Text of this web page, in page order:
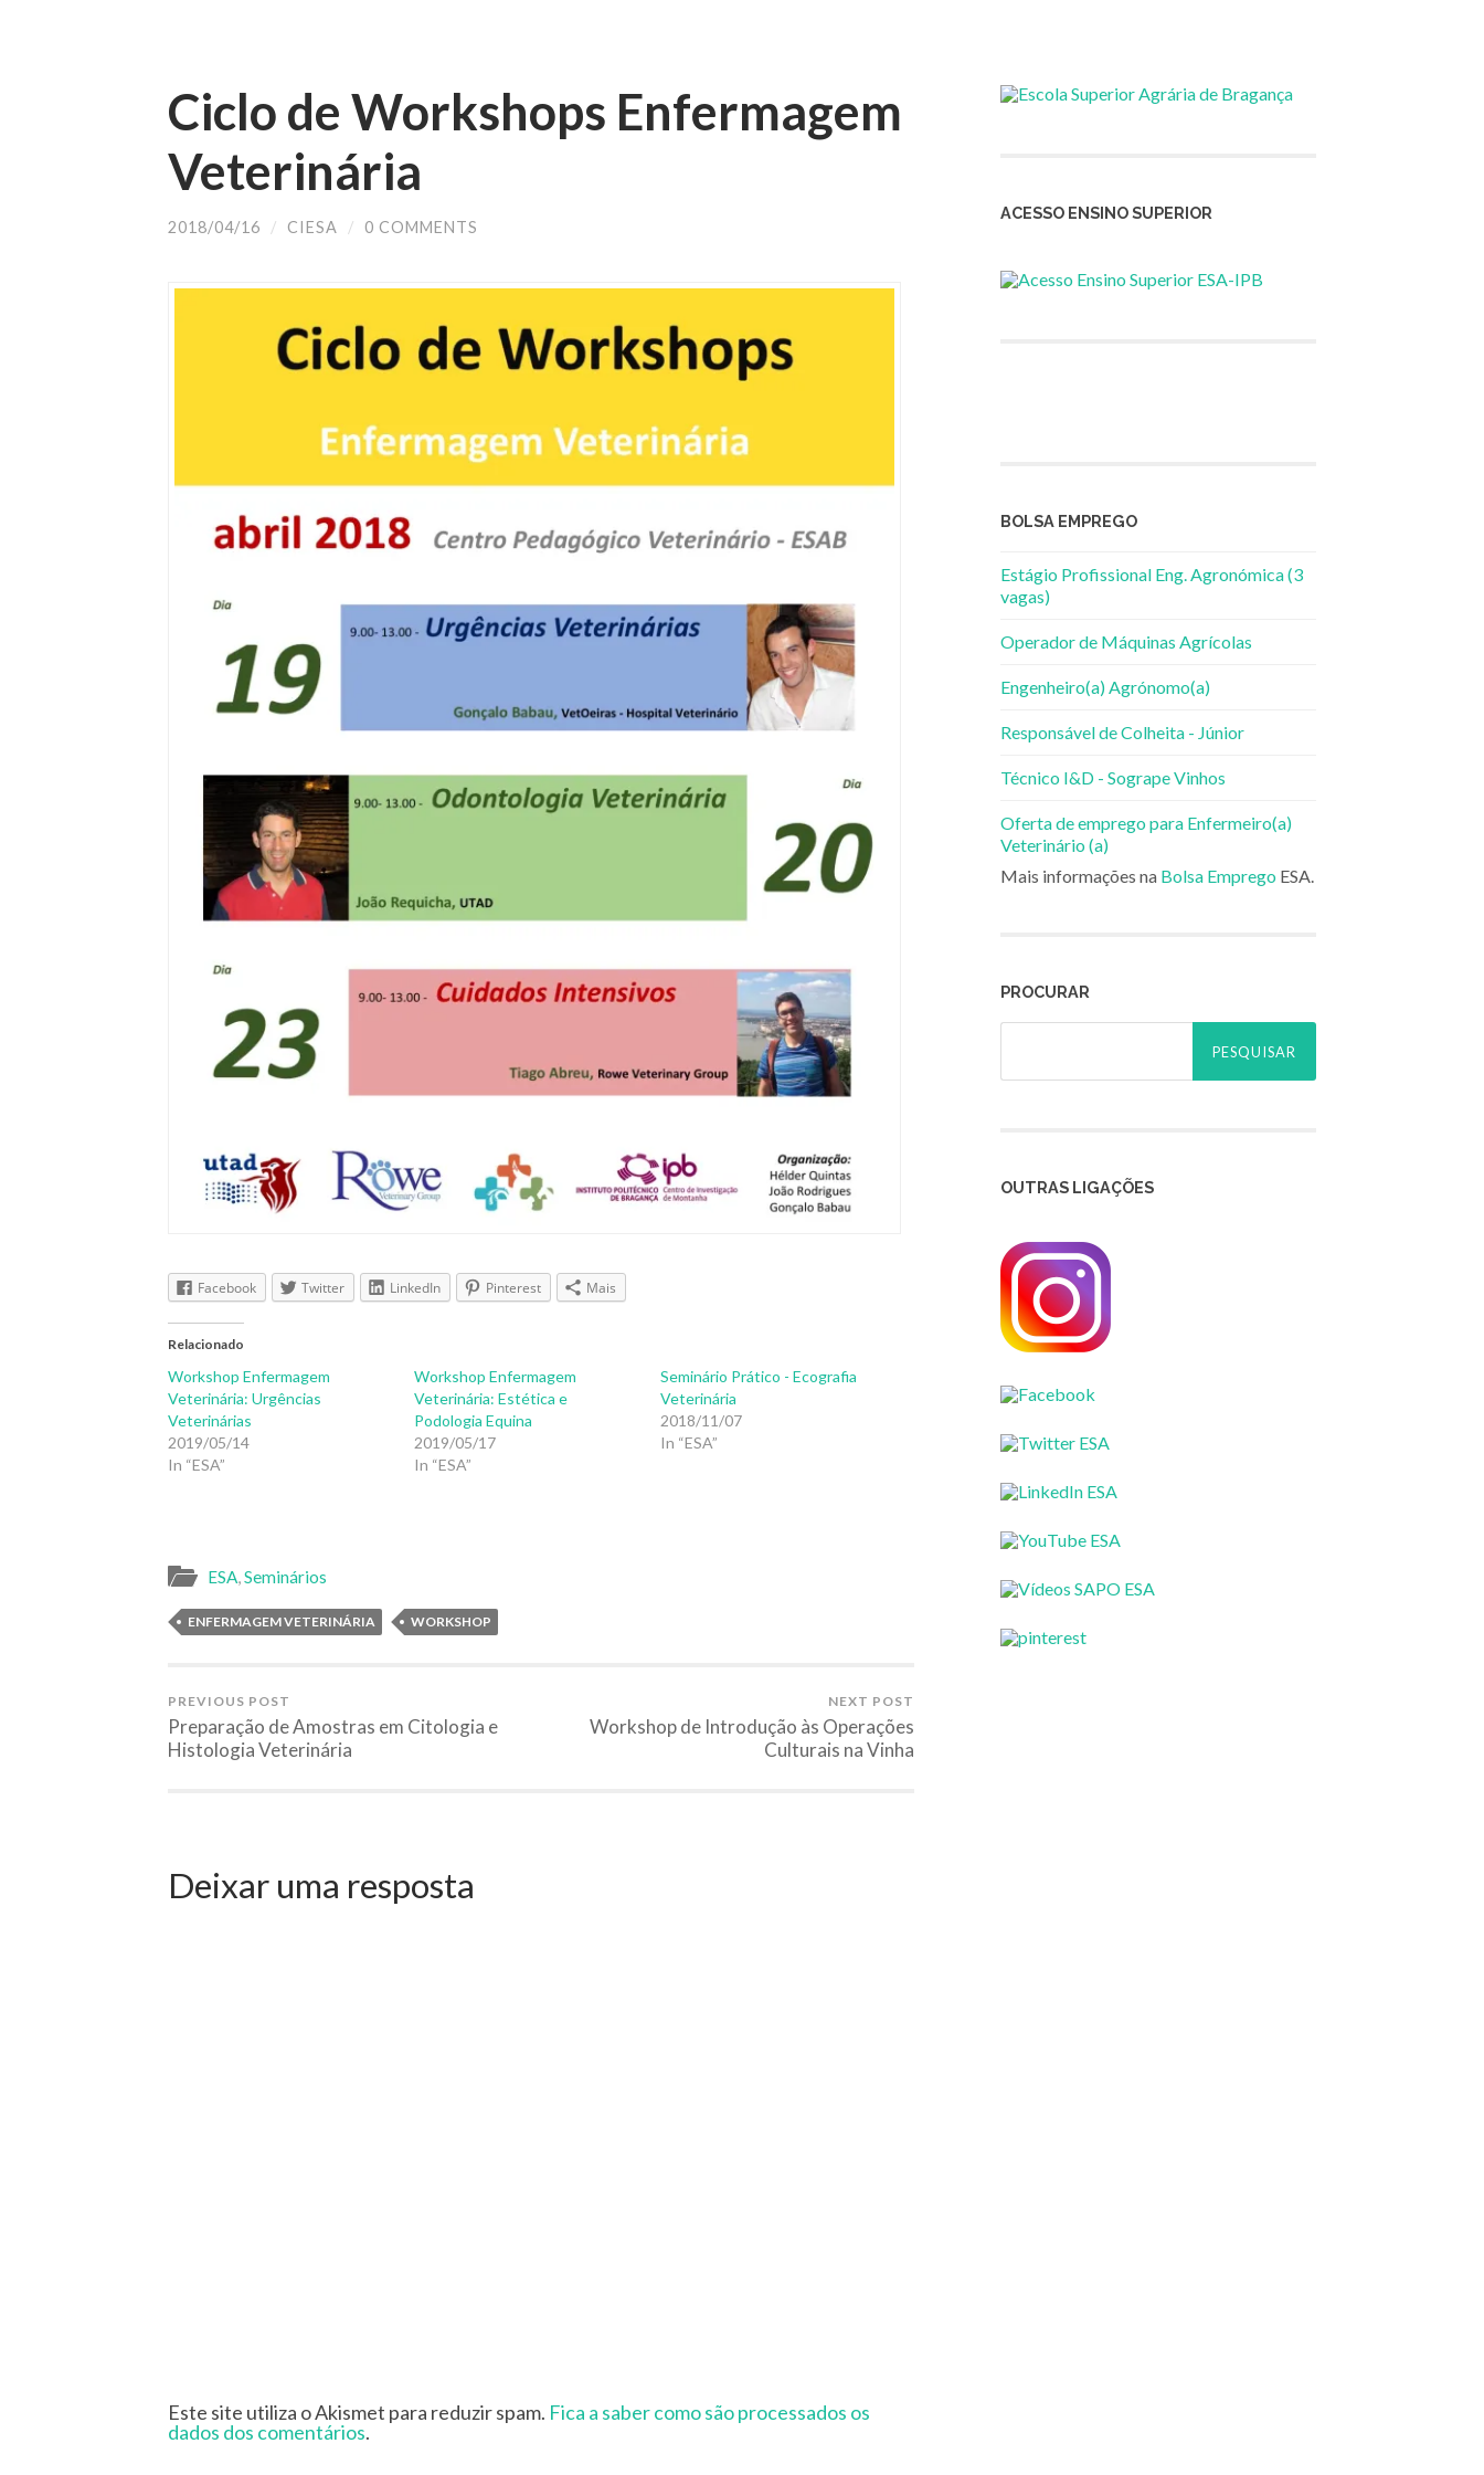
Ciclo de Workshops Enfermagem
Veterinária
2018/04/16 / CIESA / 0 COMMENTS
Facebook Twitter LinkedIn Pinterest Mais
Relacionado
Workshop Enfermagem
Veterinária: Urgências
Veterinárias
2019/05/14
In “ESA”
Workshop Enfermagem
Veterinária: Estética e
Podologia Equina
2019/05/17
In “ESA”
Seminário Prático - Ecografia
Veterinária
2018/11/07
In “ESA”
ESA,Seminários
ENFERMAGEM VETERINÁRIA WORKSHOP
PREVIOUS POST
Preparação de Amostras em Citologia e
Histologia Veterinária
NEXT POST
Workshop de Introdução às Operações
Culturais na Vinha
Deixar uma resposta
Este site utiliza o Akismet para reduzir spam. Fica a saber como são processados os
dados dos comentários.
ACESSO ENSINO SUPERIOR
BOLSA EMPREGO
Estágio Profissional Eng. Agronómica (3
vagas)
Operador de Máquinas Agrícolas
Engenheiro(a) Agrónomo(a)
Responsável de Colheita - Júnior
Técnico I&D - Sogrape Vinhos
Oferta de emprego para Enfermeiro(a)
Veterinário (a)
Mais informações na Bolsa Emprego ESA.
PROCURAR
Pesquisar
OUTRAS LIGAÇÕES